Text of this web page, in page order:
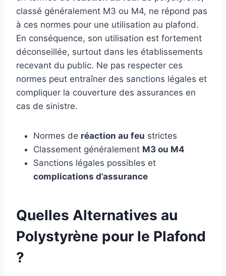
classé généralement M3 ou M4, ne répond pas
à ces normes pour une utilisation au plafond.
En conséquence, son utilisation est fortement
déconseillée, surtout dans les établissements
recevant du public. Ne pas respecter ces
normes peut entraîner des sanctions légales et
compliquer la couverture des assurances en
cas de sinistre.
Normes de réaction au feu strictes
Classement généralement M3 ou M4
Sanctions légales possibles et
complications d’assurance
Quelles Alternatives au
Polystyrène pour le Plafond
?